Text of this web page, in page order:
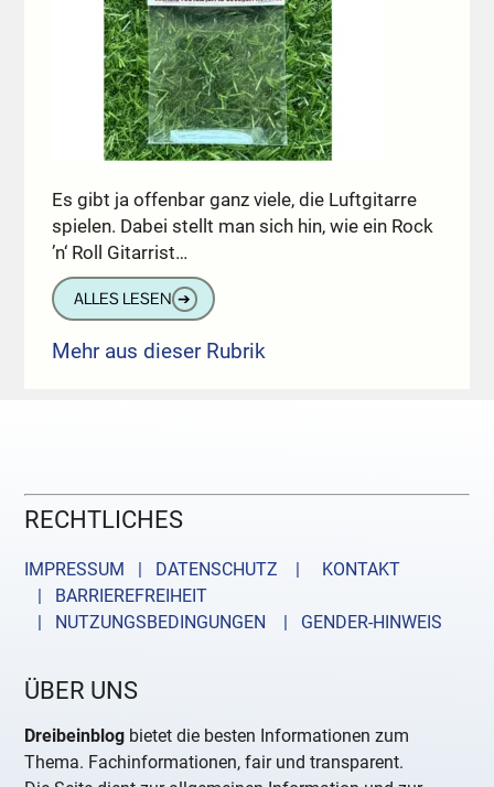
Es gibt ja offenbar ganz viele, die Luftgitarre
spielen. Dabei stellt man sich hin, wie ein Rock
’n‘ Roll Gitarrist…
ALLES LESEN ➔
Mehr aus dieser Rubrik
RECHTLICHES
IMPRESSUM | DATENSCHUTZ |
KONTAKT
| BARRIEREFREIHEIT
| NUTZUNGSBEDINGUNGEN
| GENDER-HINWEIS
ÜBER UNS
Dreibeinblog bietet die besten Informationen zum
Thema. Fachinformationen, fair und transparent.